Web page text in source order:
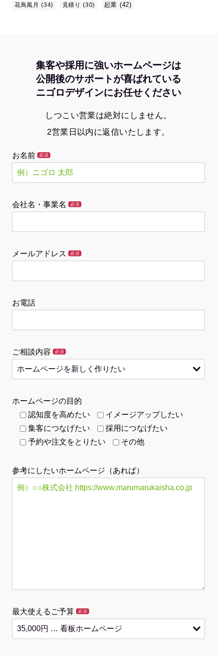
花鳥風月
(34) 見積り (30) 起業 (42)
集客や採用に強いホームページは
公開後のサポートが喜ばれている
ニゴロデザインにお任せください
しつこい営業は絶対にしません。
2営業日以内に返信いたします。
お名前 必須
会社名・事業名 必須
メールアドレス 必須
お電話
ご相談内容 必須
ホームページの目的
認知度を高めたい
イメージアップしたい
集客につなげたい
採用につなげたい
予約や注文をとりたい
その他
参考にしたいホームページ（あれば）
最大使えるご予算 必須